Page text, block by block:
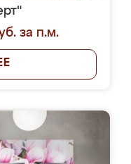
за п.м.